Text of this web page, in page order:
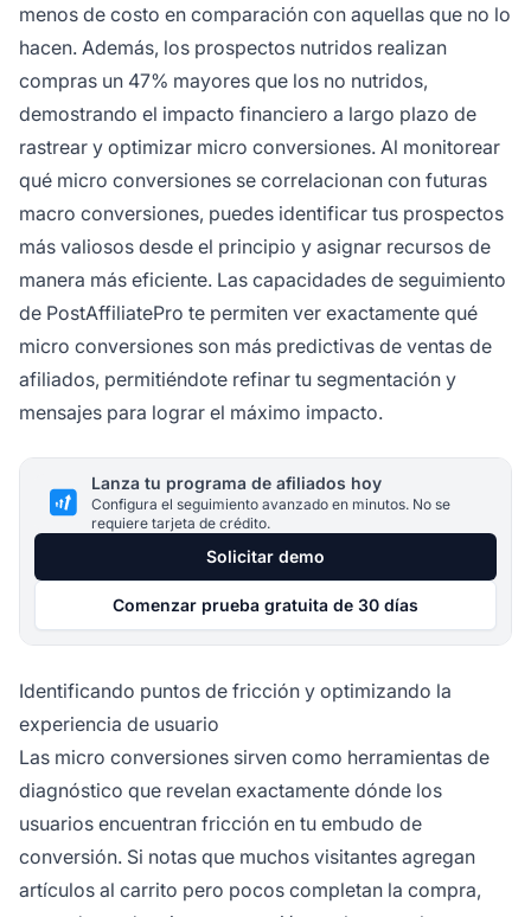
menos de costo en comparación con aquellas que no lo
hacen. Además, los prospectos nutridos realizan
compras un 47% mayores que los no nutridos,
demostrando el impacto financiero a largo plazo de
rastrear y optimizar micro conversiones. Al monitorear
qué micro conversiones se correlacionan con futuras
macro conversiones, puedes identificar tus prospectos
más valiosos desde el principio y asignar recursos de
manera más eficiente. Las capacidades de seguimiento
de PostAffiliatePro te permiten ver exactamente qué
micro conversiones son más predictivas de ventas de
afiliados, permitiéndote refinar tu segmentación y
mensajes para lograr el máximo impacto.
Lanza tu programa de afiliados hoy
Configura el seguimiento avanzado en minutos. No se
requiere tarjeta de crédito.
Solicitar demo
Comenzar prueba gratuita de 30 días
Identificando puntos de fricción y optimizando la
experiencia de usuario
Las micro conversiones sirven como herramientas de
diagnóstico que revelan exactamente dónde los
usuarios encuentran fricción en tu embudo de
conversión. Si notas que muchos visitantes agregan
artículos al carrito pero pocos completan la compra,